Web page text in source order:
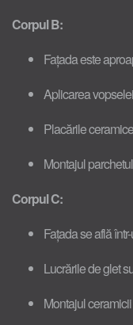
Corpul B:
Fațada este
Aplicarea
Placările
Montajul
Corpul C:
Fațada se află
Lucrările de glet
Montajul